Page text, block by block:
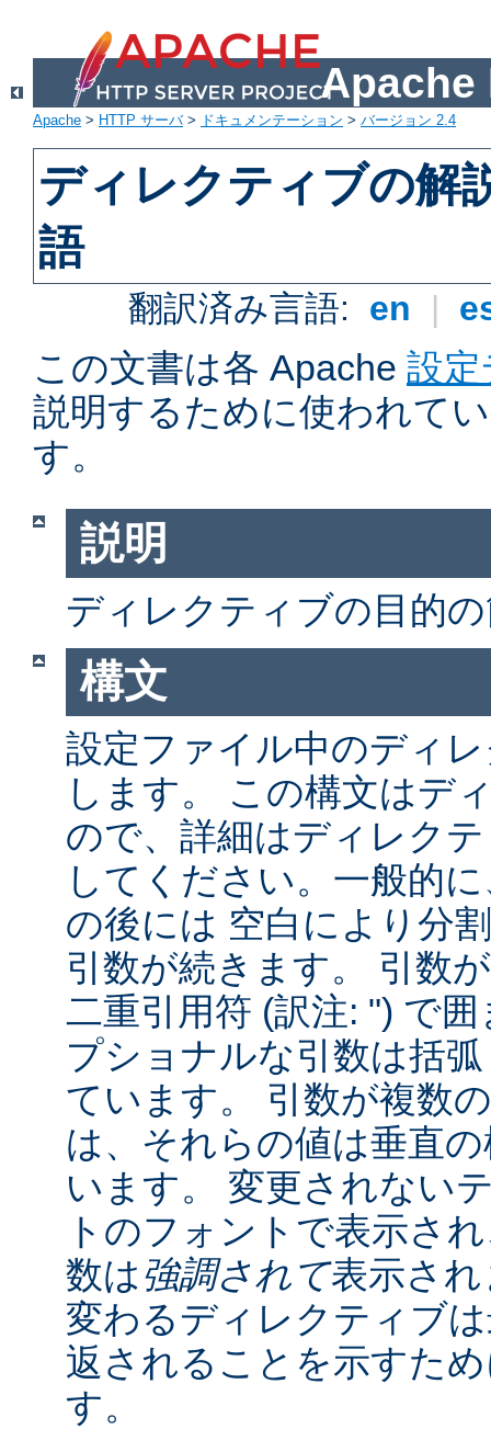
Apache
Apache > HTTP サーバ> ドキュメンテーション > バージョン 2.4
ディレクティブの解
語
翻訳済み言語: en |
この文書は各 Apache 設
説明するために使われて
す。
説明
ディレクティブの目的
構文
設定ファイル中のディ
します。 この構文はデ
ので、詳細はディレク
してください。一般的
の後には 空白により分
引数が続きます。 引数
二重引用符 (訳注: ") で
プショナルな引数は括
ています。 引数が複数
は、それらの値は垂直
います。 変更されない
トのフォントで表示さ
数は強調されて表示さ
変わるディレクティブ
返されることを示すた
す。